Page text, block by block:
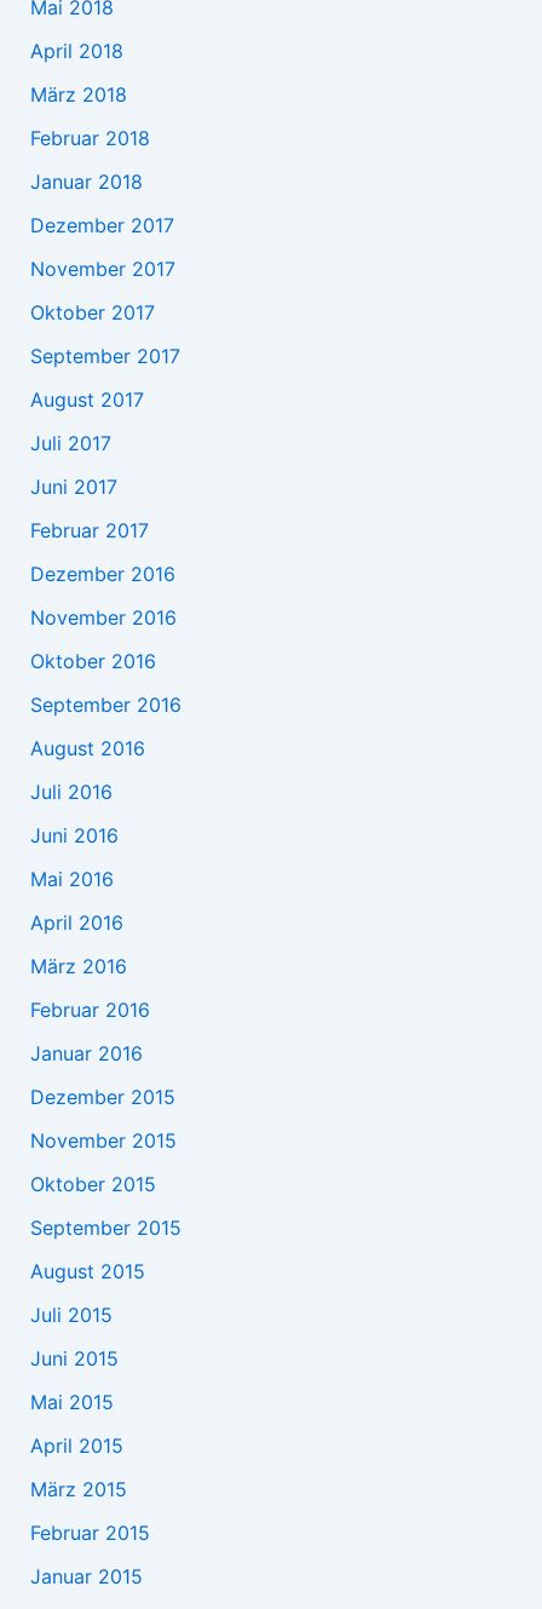
Mai 2018
April 2018
März 2018
Februar 2018
Januar 2018
Dezember 2017
November 2017
Oktober 2017
September 2017
August 2017
Juli 2017
Juni 2017
Februar 2017
Dezember 2016
November 2016
Oktober 2016
September 2016
August 2016
Juli 2016
Juni 2016
Mai 2016
April 2016
März 2016
Februar 2016
Januar 2016
Dezember 2015
November 2015
Oktober 2015
September 2015
August 2015
Juli 2015
Juni 2015
Mai 2015
April 2015
März 2015
Februar 2015
Januar 2015